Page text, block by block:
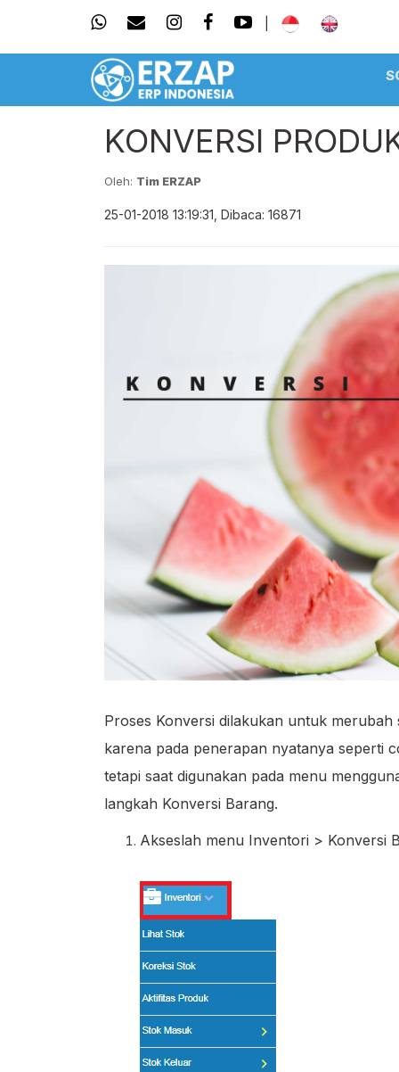
KONVERSI
Oleh: Tim ERZAP
25-01-2018 13:19:31, Dibaca: 16871
Proses Konversi dilakukan untuk
karena pada penerapan nyatanya seperti
tetapi saat digunakan pada menu
langkah Konversi Barang.
Akseslah menu Inventori > Konversi